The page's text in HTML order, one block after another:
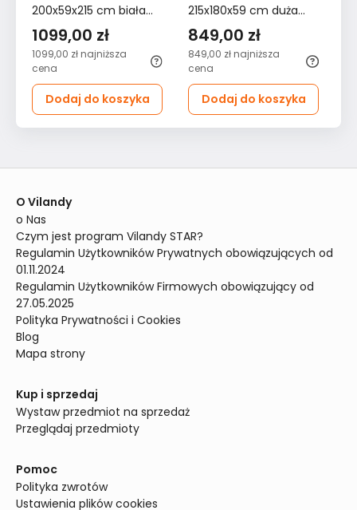
200x59x215 cm biała
garderoba do sypialni
1099,00 zł
1099,00 zł najniższa
cena
Dodaj do koszyka
215x180x59 cm duża
dąb sonoma do
sypialni
849,00 zł
849,00 zł najniższa
cena
Dodaj do koszyka
O Vilandy
o Nas
Czym jest program Vilandy STAR?
Regulamin Użytkowników Prywatnych obowiązujących od
01.11.2024
Regulamin Użytkowników Firmowych obowiązujący od
27.05.2025
Polityka Prywatności i Cookies
Blog
Mapa strony
Kup i sprzedaj
Wystaw przedmiot na sprzedaż
Przeglądaj przedmioty
Pomoc
Polityka zwrotów
Ustawienia plików cookies